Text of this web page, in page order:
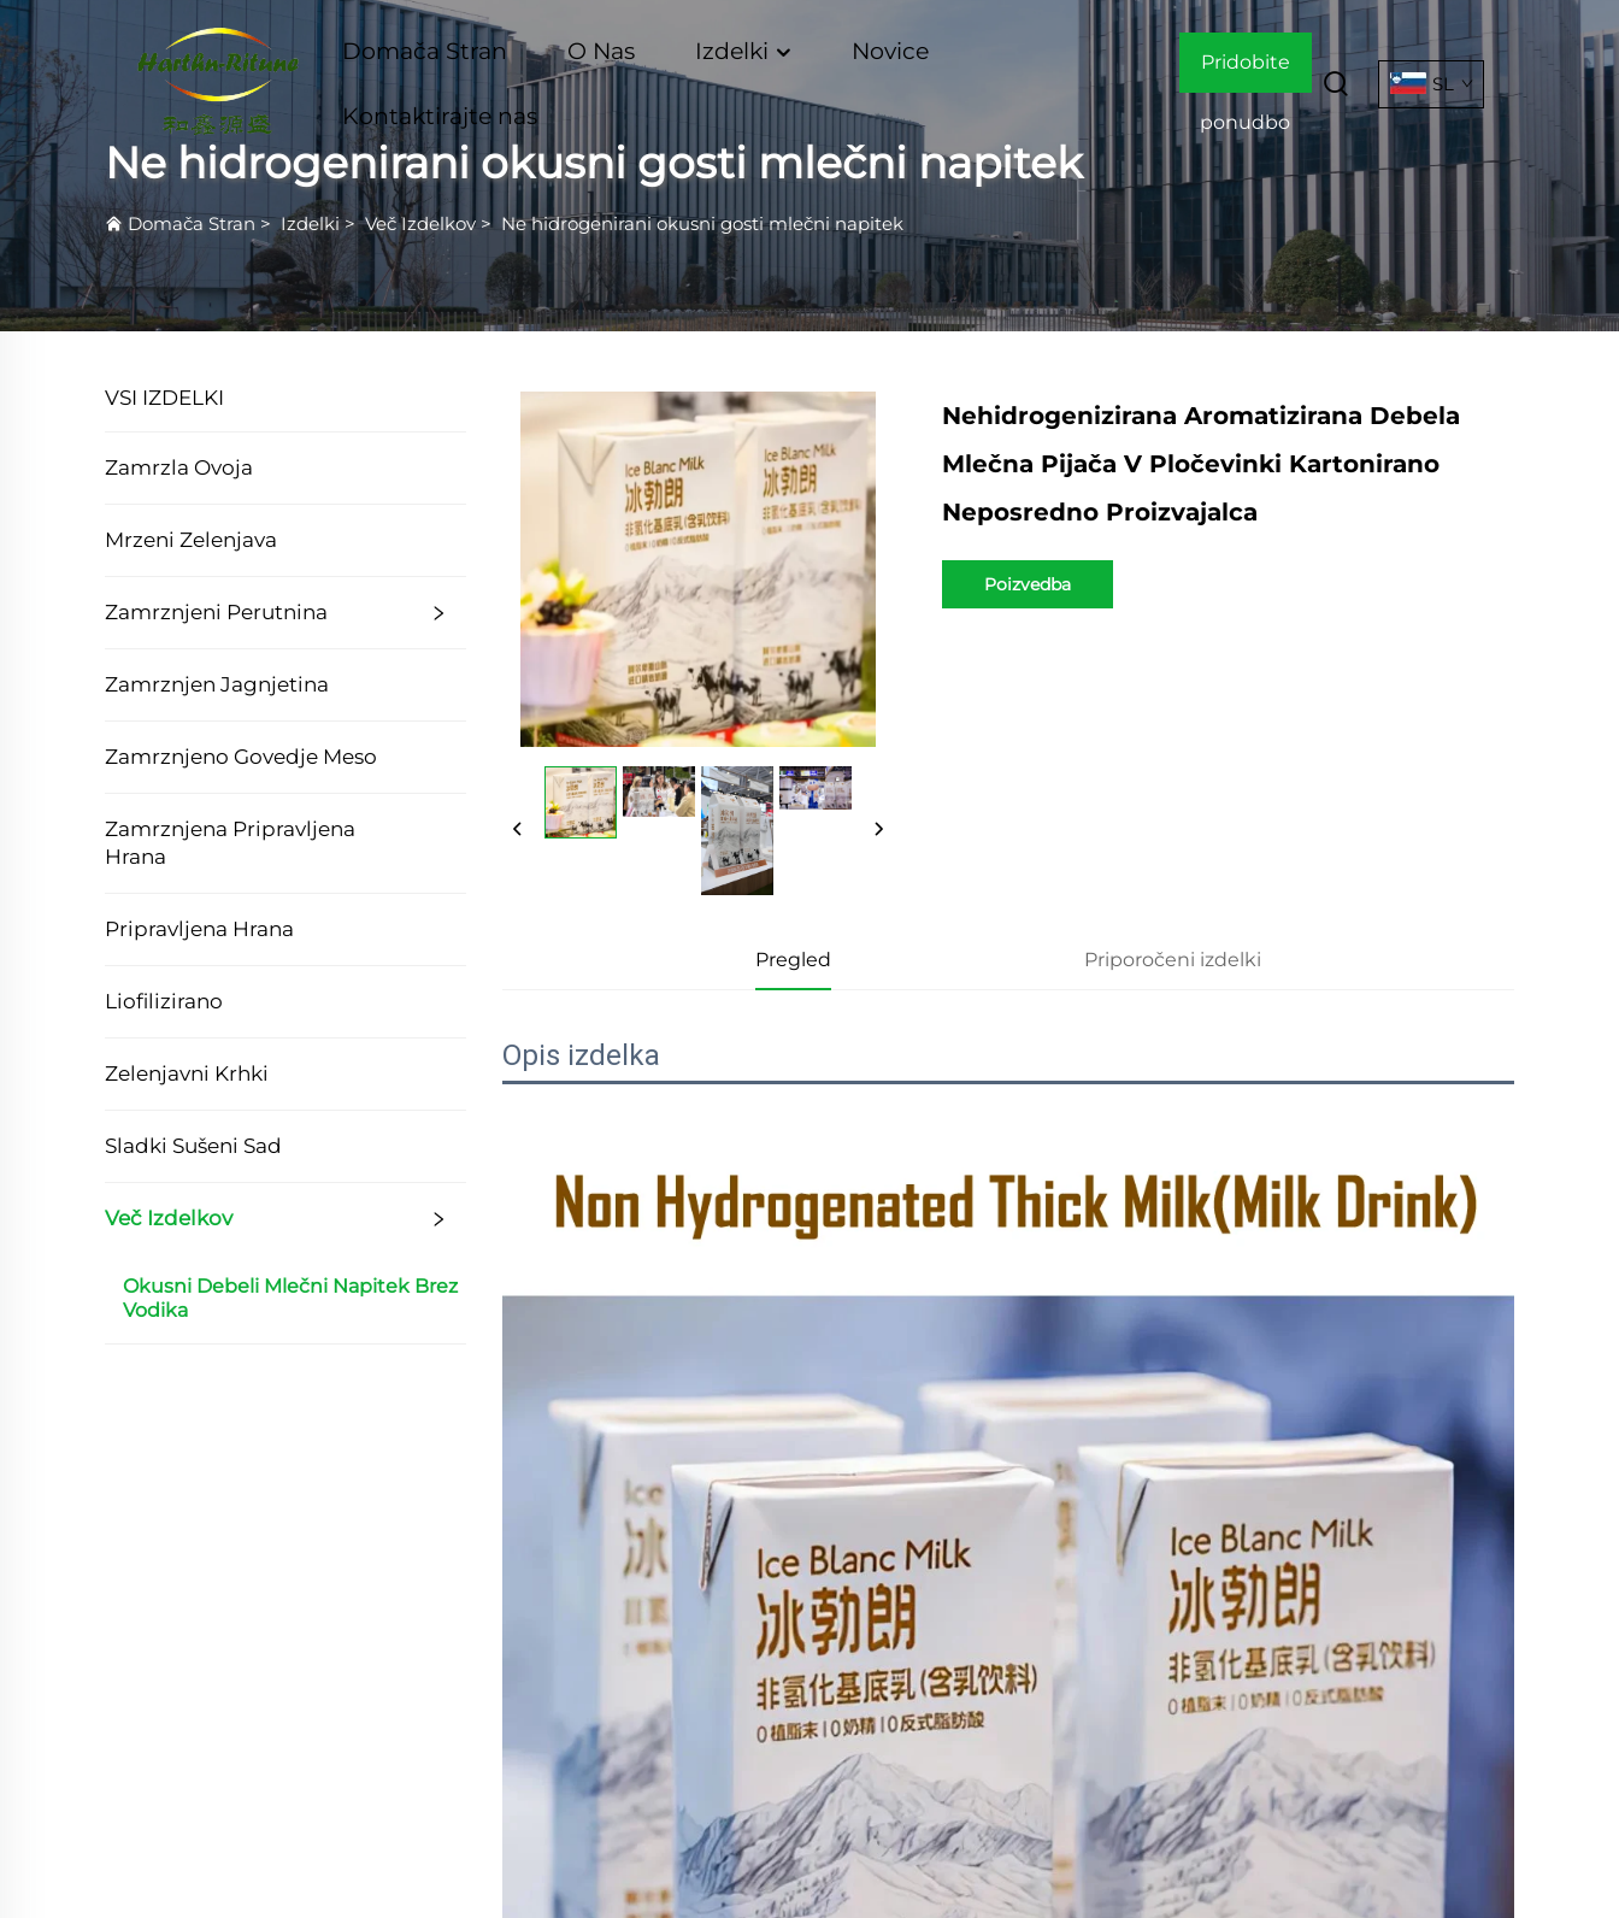
Domača Stran O Nas Izdelki Novice
Kontaktirajte nas
Pridobite
ponudbo
SL
Ne hidrogenirani okusni gosti mlečni napitek
Domača Stran >Izdelki>Več Izdelkov > Ne hidrogenirani okusni gosti mlečni napitek
VSI IZDELKI
Zamrzla Ovoja
Mrzeni Zelenjava
Zamrznjeni Perutnina
Zamrznjen Jagnjetina
Zamrznjeno Govedje Meso
Zamrznjena Pripravljena
Hrana
Pripravljena Hrana
Liofilizirano
Zelenjavni Krhki
Sladki Sušeni Sad
Več Izdelkov
Okusni Debeli Mlečni Napitek Brez
Vodika
Nehidrogenizirana Aromatizirana Debela
Mlečna Pijača V Pločevinki Kartonirano
Neposredno Proizvajalca
Poizvedba
Pregled Priporočeni izdelki
Opis izdelka